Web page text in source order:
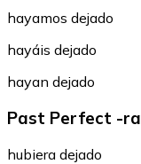
hayamos dejado
hayáis dejado
hayan dejado
Past Perfect -ra
hubiera dejado